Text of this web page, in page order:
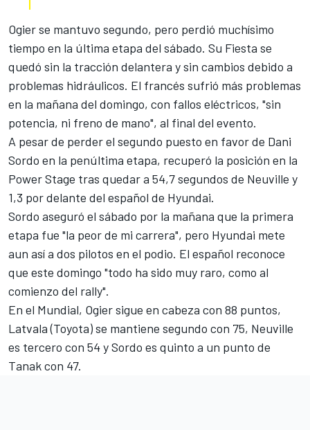
Ogier se mantuvo segundo, pero perdió muchísimo
tiempo en la última etapa del sábado. Su Fiesta se
quedó sin la tracción delantera y sin cambios debido a
problemas hidráulicos. El francés sufrió más problemas
en la mañana del domingo, con fallos eléctricos, "sin
potencia, ni freno de mano", al final del evento.
A pesar de perder el segundo puesto en favor de Dani
Sordo en la penúltima etapa, recuperó la posición en la
Power Stage tras quedar a 54,7 segundos de Neuville y
1,3 por delante del español de Hyundai.
Sordo aseguró el sábado por la mañana que la primera
etapa fue "la peor de mi carrera", pero Hyundai mete
aun así a dos pilotos en el podio. El español reconoce
que este domingo "todo ha sido muy raro, como al
comienzo del rally".
En el Mundial, Ogier sigue en cabeza con 88 puntos,
Latvala (Toyota) se mantiene segundo con 75, Neuville
es tercero con 54 y Sordo es quinto a un punto de
Tanak con 47.